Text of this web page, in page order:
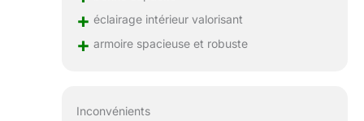
+ éclairage intérieur valorisant
+ armoire spacieuse et robuste
Inconvénients